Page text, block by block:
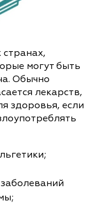
странах,
могут быть
Обычно
лекарств,
здоровья, если